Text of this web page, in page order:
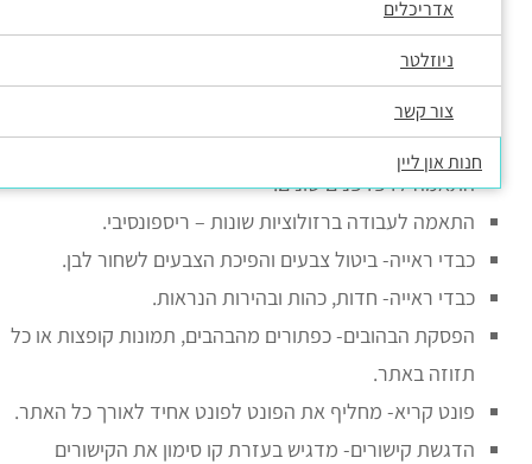
אדריכלים
ניוזלטר
צור קשר
חנות און ליין
ניווט פשוט בדפי האתר בעזרת המקלדת בלבד.
תצוגה ברורה של רכיבי האתר.
אפשרות לשינוי גודל הגופן בשלוש רמות א, א, א, בכל דפי
האתר.
התאמה לדפדפנים שונים.
התאמה לעבודה ברזולוציות שונות – ריספונסיבי.
כבדי ראייה- ביטול צבעים והפיכת הצבעים לשחור לבן.
כבדי ראייה- חדות, כהות ובהירות הנראות.
הפסקת הבהובים- כפתורים מהבהבים, תמונות קופצות או כל
תזוזה באתר.
פונט קריא- מחליף את הפונט לפונט אחיד לאורך כל האתר.
הדגשת קישורים- מדגיש בעזרת קו סימון את הקישורים